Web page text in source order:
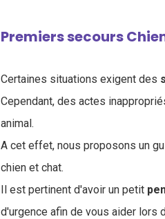
Premiers secours
Certaines situations exigent des
Cependant, des actes
animal.
A cet effet, nous proposons un
chien et chat.
Il est pertinent d'avoir un petit
d'urgence afin de vous aider lors